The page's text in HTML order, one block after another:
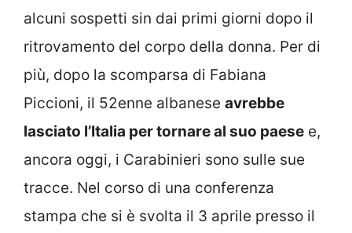
alcuni sospetti sin dai primi giorni dopo il
ritrovamento del corpo della donna. Per di
più, dopo la scomparsa di Fabiana
Piccioni, il 52enne albanese avrebbe
lasciato l’Italia per tornare al suo paese e,
ancora oggi, i Carabinieri sono sulle sue
tracce. Nel corso di una conferenza
stampa che si è svolta il 3 aprile presso il